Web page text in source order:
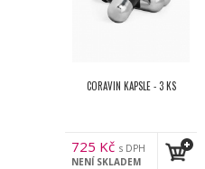
CORAVIN KAPSLE - 3 KS
725 Kč s DPH
NENÍ SKLADEM